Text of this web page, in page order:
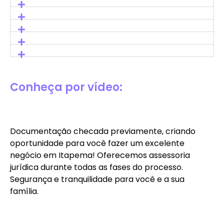
Conheça por vídeo:
Documentação checada previamente, criando
oportunidade para você fazer um excelente
negócio em Itapema! Oferecemos assessoria
jurídica durante todas as fases do processo.
Segurança e tranquilidade para você e a sua
família.